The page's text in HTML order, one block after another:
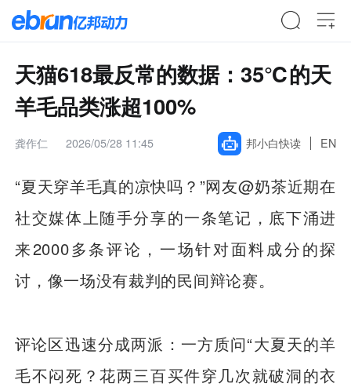
天猫618最反常的数据：35℃的天
羊毛品类涨超100%
龚作仁 2026/05/28 11:45 邦小白快读 EN
“夏天穿羊毛真的凉快吗？”网友@奶茶近期在
社交媒体上随手分享的一条笔记，底下涌进
来2000多条评论，一场针对面料成分的探
讨，像一场没有裁判的民间辩论赛。
评论区迅速分成两派：一方质问“大夏天的羊
毛不闷死？花两三百买件穿几次就破洞的衣